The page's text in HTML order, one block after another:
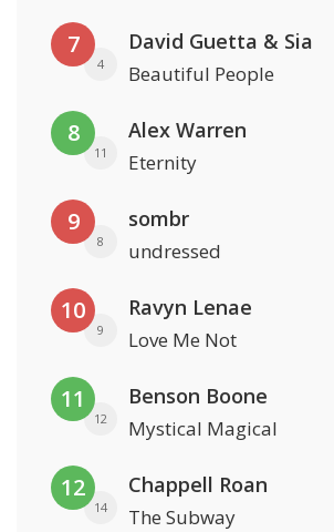
7
4
David Guetta & Sia
Beautiful People
8
11
Alex Warren
Eternity
9
8
sombr
undressed
10
9
Ravyn Lenae
Love Me Not
11
12
Benson Boone
Mystical Magical
12
14
Chappell Roan
The Subway